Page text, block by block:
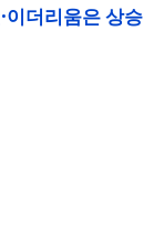
이더리움은 상승